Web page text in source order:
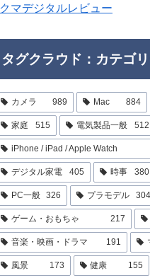
クマデジタルレビュー
タグクラウド：カテゴ
カメラ 989 Mac 884
家庭 515 電気製品一般 512
iPhone / iPad / Apple Watch
デジタル家電 405 時事 380
PC一般 326 プラモデル 304
ゲーム・おもちゃ 217
音楽・映画・ドラマ 191
風景 173 健康 155